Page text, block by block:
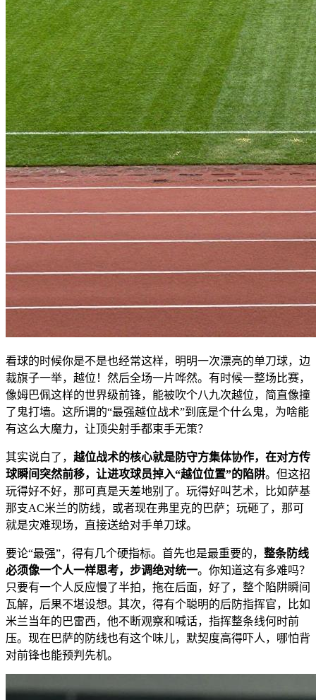
看球的时候你是不是也经常这样，明明一次漂亮的单刀球，边
裁旗子一举，越位！然后全场一片哗然。有时候一整场比赛，
像姆巴佩这样的世界级前锋，能被吹个八九次越位，简直像撞
了鬼打墙。这所谓的“最强越位战术”到底是个什么鬼，为啥能
有这么大魔力，让顶尖射手都束手无策？
其实说白了， 越位战术的核心就是防守方集体协作，在对方传
球瞬间突然前移，让进攻球员掉入“越位位置”的陷阱。但这招
玩得好不好，那可真是天差地别了。玩得好叫艺术，比如萨基
那支AC米兰的防线，或者现在弗里克的巴萨；玩砸了，那可
就是灾难现场，直接送给对手单刀球。
要论“最强”，得有几个硬指标。首先也是最重要的， 整条防线
必须像一个人一样思考，步调绝对统一。你知道这有多难吗？
只要有一个人反应慢了半拍，拖在后面，好了，整个陷阱瞬间
瓦解，后果不堪设想。其次，得有个聪明的后防指挥官，比如
米兰当年的巴雷西，他不断观察和喊话，指挥整条线何时前
压。现在巴萨的防线也有这个味儿，默契度高得吓人，哪怕背
对前锋也能预判先机。